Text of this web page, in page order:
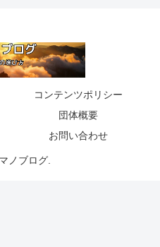
コンテンツポリシー
団体概要
お問い合わせ
ノブログ.